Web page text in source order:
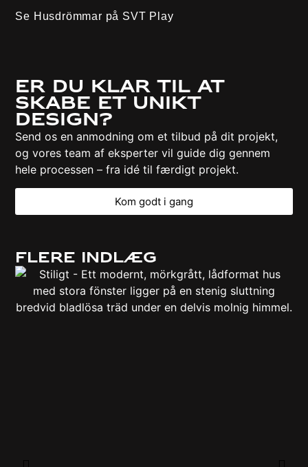
Se Husdrömmar på SVT Play
Er du klar til at
skabe et unikt
design?
Send os en anmodning om et tilbud på dit projekt,
og vores team af eksperter vil guide dig gennem
hele processen – fra idé til færdigt projekt.
Kom godt i gang
Flere indlæg